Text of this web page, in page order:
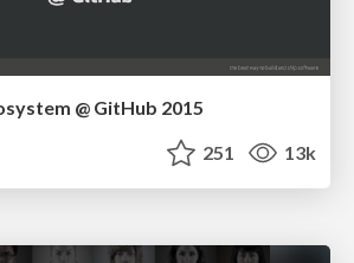
@ GitHub 2015
251 13k